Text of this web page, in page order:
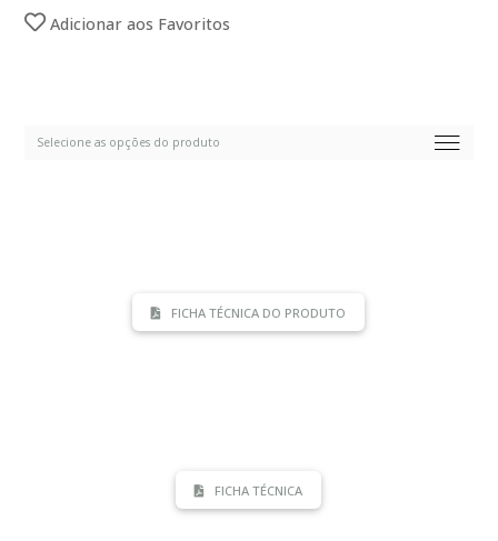
Adicionar aos Favoritos
FICHA TÉCNICA DO PRODUTO
FICHA TÉCNICA